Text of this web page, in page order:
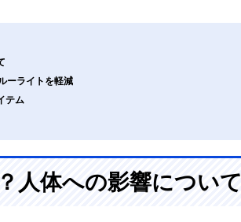
ーライトを軽減
テム
人体への影響について